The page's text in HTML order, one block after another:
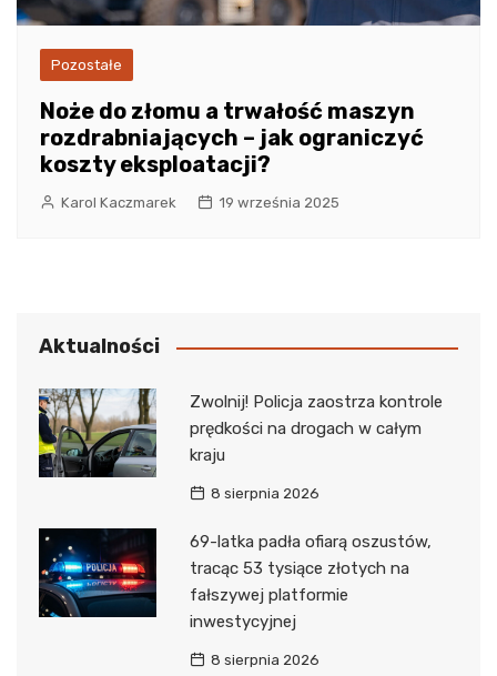
Pozostałe
Noże do złomu a trwałość maszyn
rozdrabniających – jak ograniczyć
koszty eksploatacji?
Karol Kaczmarek 19 września 2025
Aktualności
Zwolnij! Policja zaostrza kontrole
prędkości na drogach w całym
kraju
8 sierpnia 2026
69-latka padła ofiarą oszustów,
tracąc 53 tysiące złotych na
fałszywej platformie
inwestycyjnej
8 sierpnia 2026